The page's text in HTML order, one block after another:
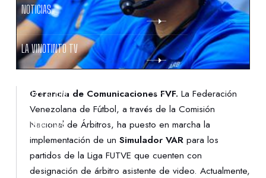
NOTICIAS
LA VINOTINTO TV
NOTIFICACIONES
NORMATIVAS
CONTACTO
Gerencia de Comunicaciones FVF. La Federación
Venezolana de Fútbol, a través de la Comisión
Nacional de Árbitros, ha puesto en marcha la
implementación de unSimulador VAR para los
partidos de la Liga FUTVE que cuenten con
designación de árbitro asistente de video. Actualmente,